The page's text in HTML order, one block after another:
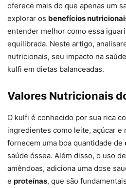
oferece mais do que apenas um
explorar os benefícios
entender melhor como essa
equilibrada. Neste artigo,
nutricionais, seu impacto na
kulfi em dietas balanceadas.
Valores Nutricionais
O kulfi é conhecido por sua rica
ingredientes como leite, açúcar e
fornecem uma boa quantidade de
saúde óssea. Além disso, o uso
amêndoas, adiciona uma dose
e proteínas, que são